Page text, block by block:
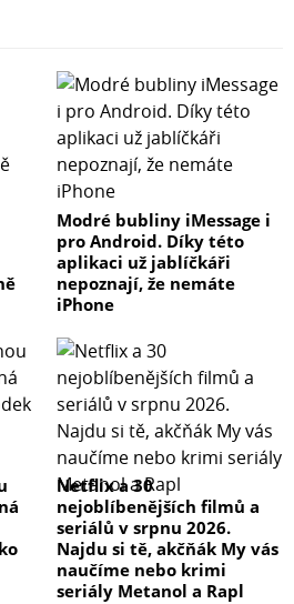
Modré bubliny iMessage i
pro Android. Díky této
aplikaci už jablíčkáři
nepoznají, že nemáte
iPhone
Netflix a 30
nejoblíbenějších filmů a
seriálů v srpnu 2026.
Najdu si tě, akčňák My vás
naučíme nebo krimi
seriály Metanol a Rapl